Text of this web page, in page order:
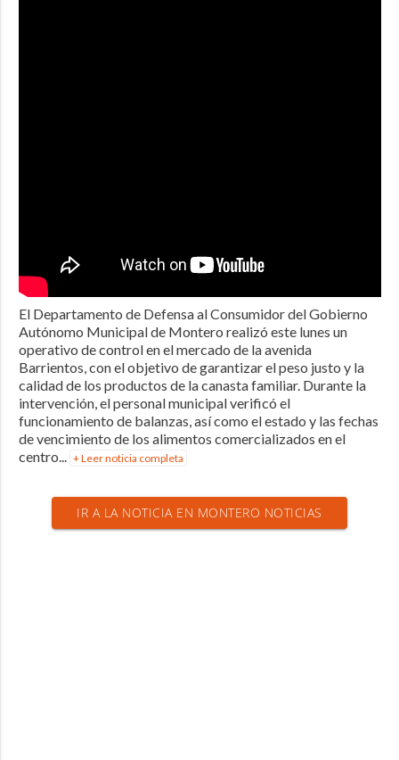
El Departamento de Defensa al Consumidor del Gobierno
Autónomo Municipal de Montero realizó este lunes un
operativo de control en el mercado de la avenida
Barrientos, con el objetivo de garantizar el peso justo y la
calidad de los productos de la canasta familiar. Durante la
intervención, el personal municipal verificó el
funcionamiento de balanzas, así como el estado y las fechas
de vencimiento de los alimentos comercializados en el
centro... + Leer noticia completa
IR A LA NOTICIA EN MONTERO NOTICIAS